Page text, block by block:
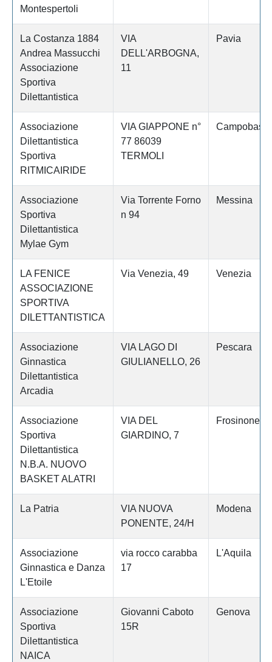
Montespertoli
La Costanza 1884
Andrea Massucchi
Associazione
Sportiva
Dilettantistica
VIA
DELL'ARBOGNA,
11
Pavia
Associazione
Dilettantistica
Sportiva
RITMICAIRIDE
VIA GIAPPONE n°
77 86039
TERMOLI
Associazione
Sportiva
Dilettantistica
Mylae Gym
Via Torrente Forno
n 94
Messina
LA FENICE
ASSOCIAZIONE
SPORTIVA
DILETTANTISTICA
Via Venezia, 49 Venezia
Associazione
Ginnastica
Dilettantistica
Arcadia
VIA LAGO DI
GIULIANELLO, 26
Pescara
Associazione
Sportiva
Dilettantistica
N.B.A. NUOVO
BASKET ALATRI
VIA DEL
GIARDINO, 7
Frosinone
La Patria
VIA NUOVA
PONENTE, 24/H
Modena
Associazione
Ginnastica e Danza
L'Etoile
via rocco carabba
17
L'Aquila
Associazione
Sportiva
Dilettantistica
NAICA
Giovanni Caboto
15R
Genova